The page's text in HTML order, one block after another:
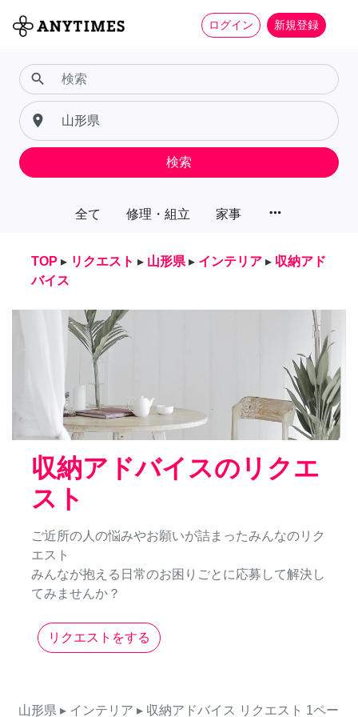
ログイン 新規登録
全て 修理・組立 家事 more_horiz
search
place
検索
TOP ▸ リクエスト ▸ 山形県 ▸ インテリア ▸ 収納アド
バイス
収納アドバイスのリクエ
スト
ご近所の人の悩みやお願いが詰まったみんなのリク
エスト
みんなが抱える日常のお困りごとに応募して解決し
てみませんか？
リクエストをする
山形県 ▸ インテリア ▸ 収納アドバイス リクエスト 1ペー